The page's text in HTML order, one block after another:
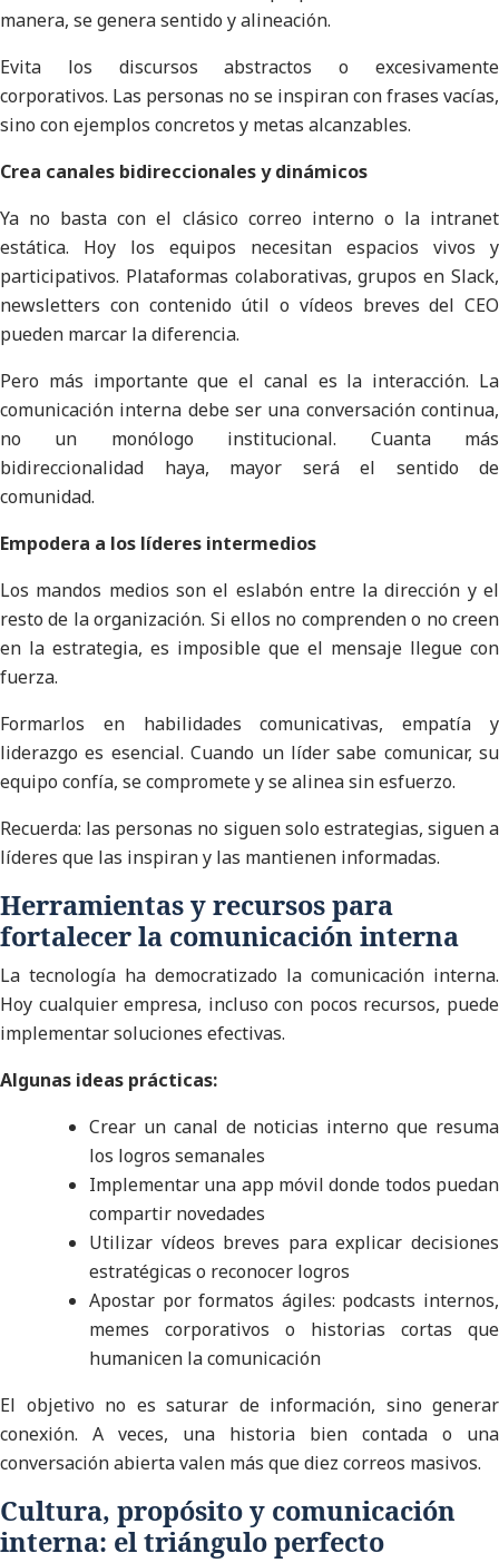
manera, se genera sentido y alineación.
Evita los discursos abstractos o excesivamente
corporativos. Las personas no se inspiran con frases vacías,
sino con ejemplos concretos y metas alcanzables.
Crea canales bidireccionales y dinámicos
Ya no basta con el clásico correo interno o la intranet
estática. Hoy los equipos necesitan espacios vivos y
participativos. Plataformas colaborativas, grupos en Slack,
newsletters con contenido útil o vídeos breves del CEO
pueden marcar la diferencia.
Pero más importante que el canal es la interacción. La
comunicación interna debe ser una conversación continua,
no un monólogo institucional. Cuanta más
bidireccionalidad haya, mayor será el sentido de
comunidad.
Empodera a los líderes intermedios
Los mandos medios son el eslabón entre la dirección y el
resto de la organización. Si ellos no comprenden o no creen
en la estrategia, es imposible que el mensaje llegue con
fuerza.
Formarlos en habilidades comunicativas, empatía y
liderazgo es esencial. Cuando un líder sabe comunicar, su
equipo confía, se compromete y se alinea sin esfuerzo.
Recuerda: las personas no siguen solo estrategias, siguen a
líderes que las inspiran y las mantienen informadas.
Herramientas y recursos para
fortalecer la comunicación interna
La tecnología ha democratizado la comunicación interna.
Hoy cualquier empresa, incluso con pocos recursos, puede
implementar soluciones efectivas.
Algunas ideas prácticas:
Crear un canal de noticias interno que resuma
los logros semanales
Implementar una app móvil donde todos puedan
compartir novedades
Utilizar vídeos breves para explicar decisiones
estratégicas o reconocer logros
Apostar por formatos ágiles: podcasts internos,
memes corporativos o historias cortas que
humanicen la comunicación
El objetivo no es saturar de información, sino generar
conexión. A veces, una historia bien contada o una
conversación abierta valen más que diez correos masivos.
Cultura, propósito y comunicación
interna: el triángulo perfecto